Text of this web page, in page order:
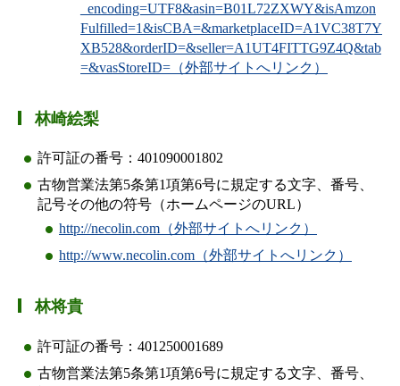
_encoding=UTF8&asin=B01L72ZXWY&isAmzon
Fulfilled=1&isCBA=&marketplaceID=A1VC38T7Y
XB528&orderID=&seller=A1UT4FITTG9Z4Q&tab
=&vasStoreID=（外部サイトへリンク）
林崎絵梨
許可証の番号：401090001802
古物営業法第5条第1項第6号に規定する文字、番号、
記号その他の符号（ホームページのURL）
http://necolin.com（外部サイトへリンク）
http://www.necolin.com（外部サイトへリンク）
林将貴
許可証の番号：401250001689
古物営業法第5条第1項第6号に規定する文字、番号、